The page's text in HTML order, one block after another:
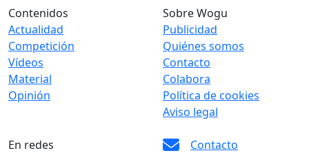
Contenidos
Actualidad
Competición
Vídeos
Material
Opinión
Sobre Wogu
Publicidad
Quiénes somos
Contacto
Colabora
Política de cookies
Aviso legal
En redes Contacto